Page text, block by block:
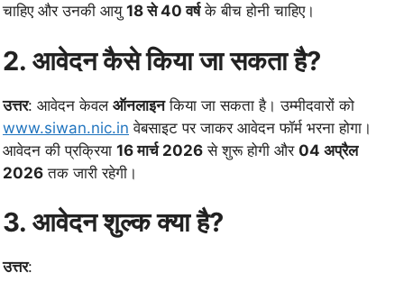
चाहिए और उनकी आयु 18 से 40 वर्षके बीच होनी चाहिए।
2. आवेदन कैसे किया जा सकता है?
उत्तर: आवेदन केवल ऑनलाइनकिया जा सकता है। उम्मीदवारों को
www.siwan.nic.in वेबसाइट पर जाकर आवेदन फॉर्म भरना होगा।
आवेदन की प्रक्रिया 16 मार्च 2026 से शुरू होगी और 04 अप्रैल
2026 तक जारी रहेगी।
3. आवेदन शुल्क क्या है?
उत्तर: